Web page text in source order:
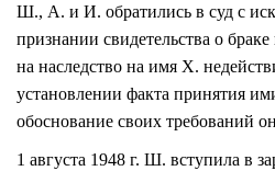
Ш., А. и И. обратились в суд с
признании свидетельства о
на наследство на имя Х.
установлении факта принятия
обоснование своих требований
1 августа 1948 г. Ш. вступила в